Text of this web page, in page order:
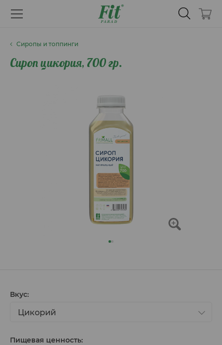
Сиропы и топпинги
Сироп цикория, 700 гр.
Вкус:
Цикорий
Пищевая ценность: